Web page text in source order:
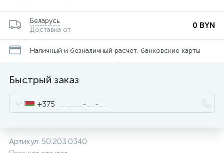
Беларусь
Доставка от
0 BYN
Наличный и безналичный расчет, банковские карты
Быстрый заказ
+375
Артикул: 50.203.0340